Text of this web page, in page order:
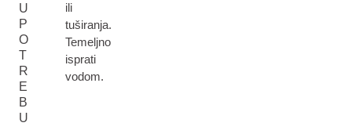
U
P
O
T
R
E
B
U
ili
tuširanja.
Temeljno
isprati
vodom.